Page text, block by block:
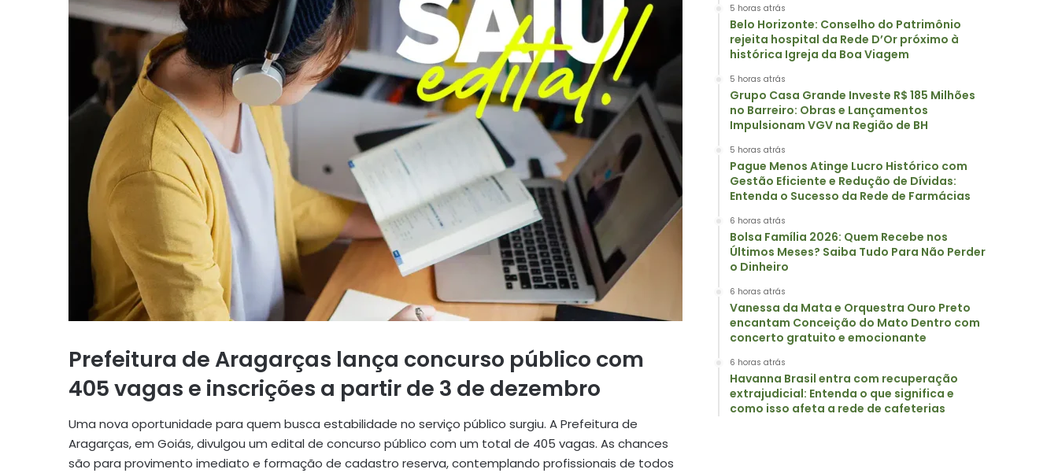
Prefeitura de Aragarças lança concurso público com
405 vagas e inscrições a partir de 3 de dezembro
Uma nova oportunidade para quem busca estabilidade no serviço público surgiu. A Prefeitura de
Aragarças, em Goiás, divulgou um edital de concurso público com um total de 405 vagas. As chances
são para provimento imediato e formação de cadastro reserva, contemplando profissionais de todos
5 horas atrás
Belo Horizonte: Conselho do Patrimônio
rejeita hospital da Rede D’Or próximo à
histórica Igreja da Boa Viagem
5 horas atrás
Grupo Casa Grande Investe R$ 185 Milhões
no Barreiro: Obras e Lançamentos
Impulsionam VGV na Região de BH
5 horas atrás
Pague Menos Atinge Lucro Histórico com
Gestão Eficiente e Redução de Dívidas:
Entenda o Sucesso da Rede de Farmácias
6 horas atrás
Bolsa Família 2026: Quem Recebe nos
Últimos Meses? Saiba Tudo Para Não Perder
o Dinheiro
6 horas atrás
Vanessa da Mata e Orquestra Ouro Preto
encantam Conceição do Mato Dentro com
concerto gratuito e emocionante
6 horas atrás
Havanna Brasil entra com recuperação
extrajudicial: Entenda o que significa e
como isso afeta a rede de cafeterias